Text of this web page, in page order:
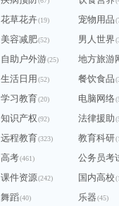
花草花卉(19) 宠物用品
美容减肥(52) 男人世界
自助户外游(25) 地方旅游
生活日用 (52) 餐饮食品
学习教育(20) 电脑网络
知识产权(92) 法律援助
远程教育(323) 教育科研
高考(461) 公务员考
课件资源(242) 国内高校
舞蹈(40) 乐器(45)